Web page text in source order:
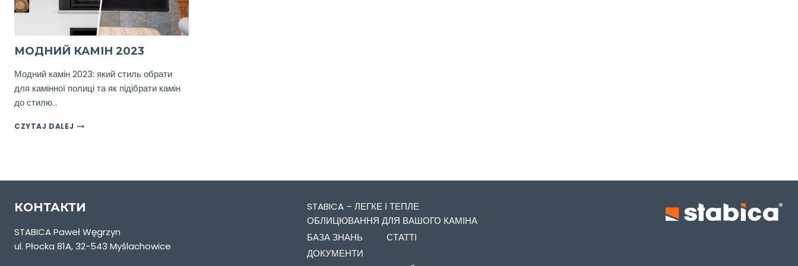
МОДНИЙ КАМІН 2023
Модний камін 2023: який стиль обрати
для камінної полиці та як підібрати камін
до стилю…
CZYTAJ DALEJ МОДНИЙ
КОНТАКТИ
STABICA Paweł Węgrzyn
ul. Płocka 81A, 32-543 Myślachowice
STABICA – ЛЕГКЕ І ТЕПЛЕ
ОБЛИЦЮВАННЯ ДЛЯ ВАШОГО КАМІНА
БАЗА ЗНАНЬ
СТАТТІ
ДОКУМЕНТИ